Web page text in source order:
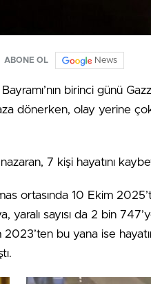
ABONE OL News
birinci günü
dönerken, olay yerine
7 kişi hayatını
ortasında 10 Ekim
yaralı sayısı da 2 bin
2023’ten bu yana ise